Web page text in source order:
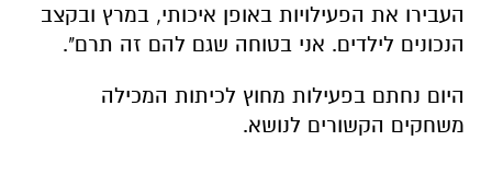
העבירו את הפעילויות באופן איכותי, במרץ ובקצב
הנכונים לילדים. אני בטוחה שגם להם זה תרם".
היום נחתם בפעילות מחוץ לכיתות המכילה
משחקים הקשורים לנושא.